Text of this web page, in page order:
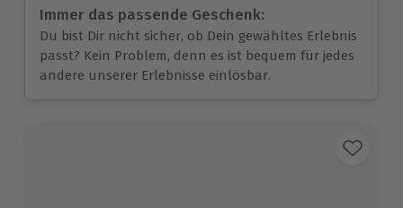
Immer das passende Geschenk:
Du bist Dir nicht sicher, ob Dein gewähltes Erlebnis
passt? Kein Problem, denn es ist bequem für jedes
andere unserer Erlebnisse einlösbar.